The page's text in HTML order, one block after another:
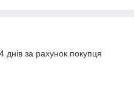
за рахунок покупця